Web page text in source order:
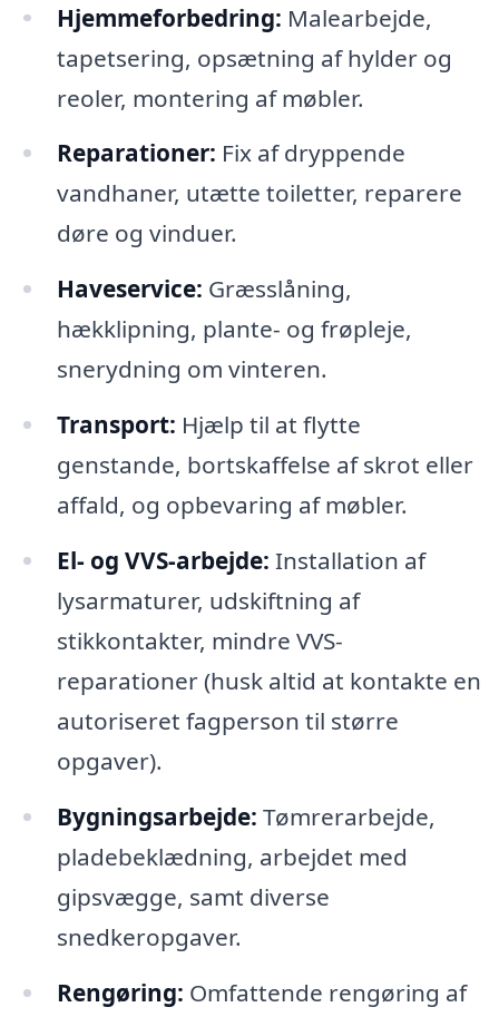
Hjemmeforbedring: Malearbejde,
tapetsering, opsætning af hylder og
reoler, montering af møbler.
Reparationer: Fix af dryppende
vandhaner, utætte toiletter, reparere
døre og vinduer.
Haveservice: Græsslåning,
hækklipning, plante- og frøpleje,
snerydning om vinteren.
Transport: Hjælp til at flytte
genstande, bortskaffelse af skrot eller
affald, og opbevaring af møbler.
El- og VVS-arbejde: Installation af
lysarmaturer, udskiftning af
stikkontakter, mindre VVS-
reparationer (husk altid at kontakte en
autoriseret fagperson til større
opgaver).
Bygningsarbejde: Tømrerarbejde,
pladebeklædning, arbejdet med
gipsvægge, samt diverse
snedkeropgaver.
Rengøring: Omfattende rengøring af